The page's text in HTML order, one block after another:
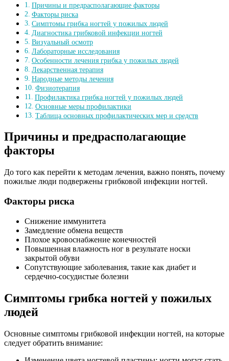
Причины и предрасполагающие факторы
Факторы риска
Симптомы грибка ногтей у пожилых людей
Диагностика грибковой инфекции ногтей
Визуальный осмотр
Лабораторные исследования
Особенности лечения грибка у пожилых людей
Лекарственная терапия
Народные методы лечения
Физиотерапия
Профилактика грибка ногтей у пожилых людей
Основные меры профилактики
Таблица основных профилактических мер и средств
Причины и предрасполагающие
факторы
До того как перейти к методам лечения, важно понять, почему
пожилые люди подвержены грибковой инфекции ногтей.
Факторы риска
Снижение иммунитета
Замедление обмена веществ
Плохое кровоснабжение конечностей
Повышенная влажность ног в результате носки
закрытой обуви
Сопутствующие заболевания, такие как диабет и
сердечно-сосудистые болезни
Симптомы грибка ногтей у пожилых
людей
Основные симптомы грибковой инфекции ногтей, на которые
следует обратить внимание: